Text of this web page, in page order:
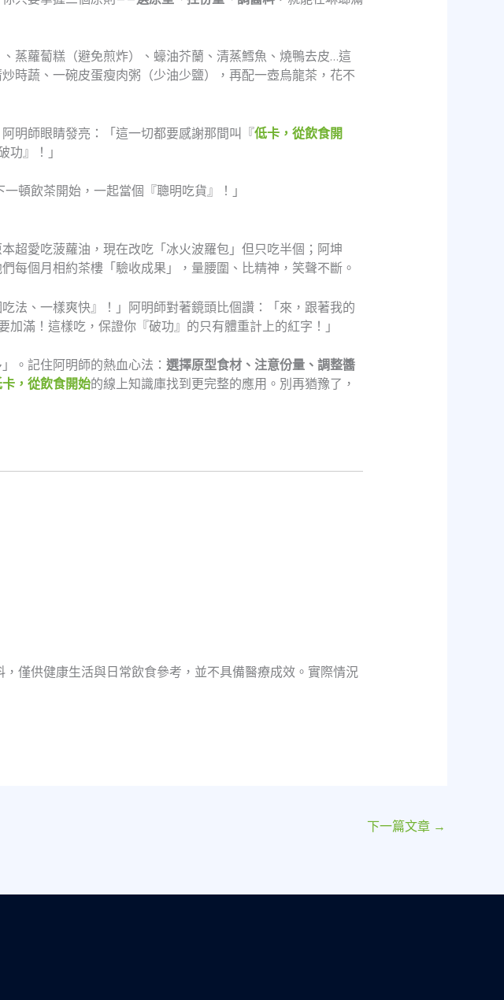
蒸蘿蔔糕（避免煎炸）、蠔油芥蘭、清蒸鱈魚、燒鴨去皮…這
時蔬、一碗皮蛋瘦肉粥（少油少鹽），再配一壺烏龍茶，花不
明師眼睛發亮：「這一切都要感謝那間叫『低卡，從飲食開
』！」
頓飲茶開始，一起當個『聰明吃貨』！」
超愛吃菠蘿油，現在改吃「冰火波羅包」但只吃半個；阿坤
每個月相約茶樓「驗收成果」，量腰圍、比精神，笑聲不斷。
法、一樣爽快』！」阿明師對著鏡頭比個讚：「來，跟著我的
滿！這樣吃，保證你『破功』的只有體重計上的紅字！」
。記住阿明師的熱血心法： 選擇原型食材、注意份量、調整醬
，從飲食開始的線上知識庫找到更完整的應用。別再猶豫了，
僅供健康生活與日常飲食參考，並不具備醫療成效。實際情況
下一篇文章 →